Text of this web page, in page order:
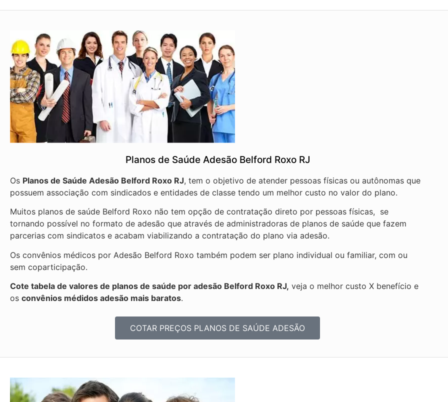
Planos de Saúde Adesão Belford Roxo RJ
Os Planos de Saúde Adesão Belford Roxo RJ, tem o objetivo de atender pessoas físicas ou autônomas que
possuem associação com sindicados e entidades de classe tendo um melhor custo no valor do plano.
Muitos planos de saúde Belford Roxo não tem opção de contratação direto por pessoas físicas, se
tornando possível no formato de adesão que através de administradoras de planos de saúde que fazem
parcerias com sindicatos e acabam viabilizando a contratação do plano via adesão.
Os convênios médicos por Adesão Belford Roxo também podem ser plano individual ou familiar, com ou
sem coparticipação.
Cote tabela de valores de planos de saúde por adesão Belford Roxo RJ, veja o melhor custo X benefício e
os convênios médidos adesão mais baratos.
COTAR PREÇOS PLANOS DE SAÚDE ADESÃO